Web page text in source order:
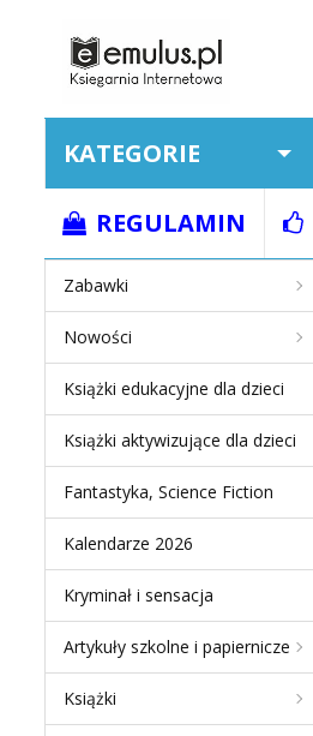
KATEGORIE
Zabawki
Nowości
Książki edukacyjne dla dzieci
Książki aktywizujące dla dzieci
Fantastyka, Science Fiction
Kalendarze 2026
Kryminał i sensacja
Artykuły szkolne i papiernicze
Książki
REGULAMIN
NEW PRODUCTS